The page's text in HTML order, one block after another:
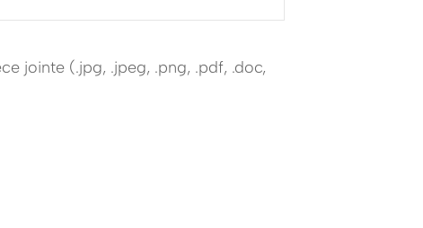
jointe (.jpg, .jpeg, .png, .pdf, .doc,